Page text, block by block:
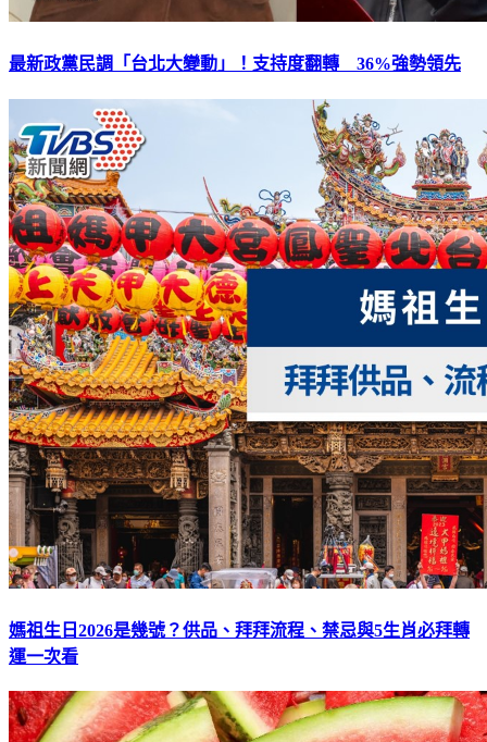
最新政黨民調「台北大變動」！支持度翻轉 36%強勢領先
媽祖生日2026是幾號？供品、拜拜流程、禁忌與5生肖必拜轉
運一次看